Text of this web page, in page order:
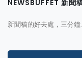
NEWSBUFFET 新聞
新聞稿的好去處，三分